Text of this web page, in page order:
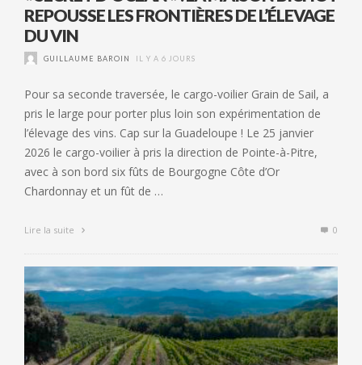
REPOUSSE LES FRONTIÈRES DE L’ÉLEVAGE
DU VIN
GUILLAUME BAROIN IL Y A 6 JOURS
Pour sa seconde traversée, le cargo-voilier Grain de Sail, a
pris le large pour porter plus loin son expérimentation de
l’élevage des vins. Cap sur la Guadeloupe ! Le 25 janvier
2026 le cargo-voilier à pris la direction de Pointe-à-Pitre,
avec à son bord six fûts de Bourgogne Côte d’Or
Chardonnay et un fût de …
Lire la suite 0